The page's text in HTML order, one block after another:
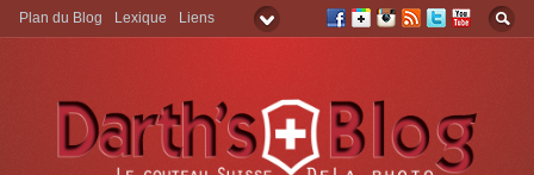
Plan du Blog Lexique Liens